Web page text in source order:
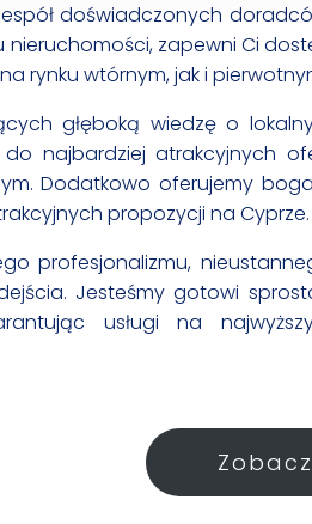
doświadczonych
nieruchomości, zapewni Ci
rynku wtórnym, jak i
głęboką wiedzę o
najbardziej atrakcyjnych
Dodatkowo oferujemy
propozycji na Cyprze.
profesjonalizmu,
Jesteśmy gotowi
usługi na
Zobacz